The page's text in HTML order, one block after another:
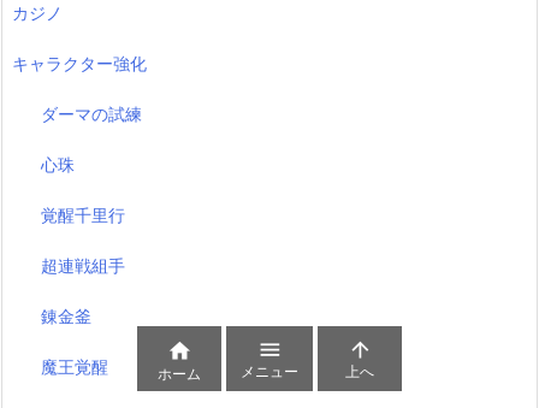
カジノ
キャラクター強化
ダーマの試練
心珠
覚醒千里行
超連戦組手
錬金釜
魔王覚醒

ホーム

メニュー

上へ